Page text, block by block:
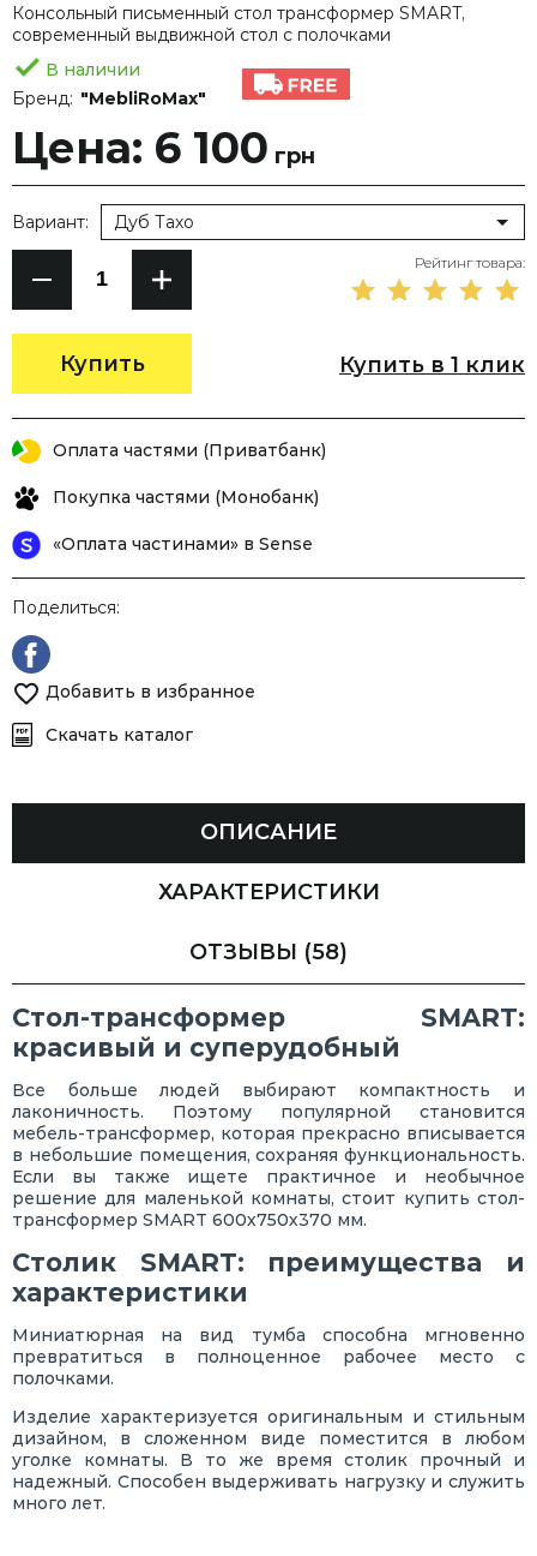
Консольный письменный стол трансформер SMART,
современный выдвижной стол с полочками
В наличии
Бренд: "MebliRoMax"
Цена: 6 100 грн
Купить
Вариант: Дуб Тахо
Рейтинг товара:
Купить в 1 клик
Оплата частями (Приватбанк)
Покупка частями (Монобанк)
«Оплата частинами» в Sense
Поделиться:
Добавить в избранное
Скачать каталог
ОПИСАНИЕ
ХАРАКТЕРИСТИКИ
ОТЗЫВЫ (58)
Стол-трансформер SMART:
красивый и суперудобный
Все больше людей выбирают компактность и
лаконичность. Поэтому популярной становится
мебель-трансформер, которая прекрасно вписывается
в небольшие помещения, сохраняя функциональность.
Если вы также ищете практичное и необычное
решение для маленькой комнаты, стоит купить стол-
трансформер SMART 600х750х370 мм.
Столик SMART: преимущества и
характеристики
Миниатюрная на вид тумба способна мгновенно
превратиться в полноценное рабочее место с
полочками.
Изделие характеризуется оригинальным и стильным
дизайном, в сложенном виде поместится в любом
уголке комнаты. В то же время столик прочный и
надежный. Способен выдерживать нагрузку и служить
много лет.